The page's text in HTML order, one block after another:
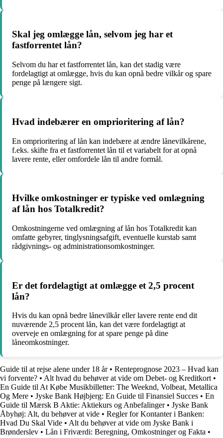
Skal jeg omlægge lån, selvom jeg har et
fastforrentet lån?
Selvom du har et fastforrentet lån, kan det stadig være
fordelagtigt at omlægge, hvis du kan opnå bedre vilkår og spare
penge på længere sigt.
Hvad indebærer en omprioritering af lån?
En omprioritering af lån kan indebære at ændre lånevilkårene,
f.eks. skifte fra et fastforrentet lån til et variabelt for at opnå
lavere rente, eller omfordele lån til andre formål.
Hvilke omkostninger er typiske ved omlægning
af lån hos Totalkredit?
Omkostningerne ved omlægning af lån hos Totalkredit kan
omfatte gebyrer, tinglysningsafgift, eventuelle kurstab samt
rådgivnings- og administrationsomkostninger.
Er det fordelagtigt at omlægge et 2,5 procent
lån?
Hvis du kan opnå bedre lånevilkår eller lavere rente end dit
nuværende 2,5 procent lån, kan det være fordelagtigt at
overveje en omlægning for at spare penge på dine
låneomkostninger.
Guide til at rejse alene under 18 år• Renteprognose 2023 – Hvad kan
vi forvente? • Alt hvad du behøver at vide om Debet- og Kreditkort•
En Guide til At Købe Musikbilletter: The Weeknd, Volbeat, Metallica
Og Mere • Jyske Bank Højbjerg: En Guide til Finansiel Succes • En
Guide til Mærsk B Aktie: Aktiekurs og Anbefalinger• Jyske Bank
Åbyhøj: Alt, du behøver at vide • Regler for Kontanter i Banken:
Hvad Du Skal Vide • Alt du behøver at vide om Jyske Bank i
Brønderslev • Lån i Friværdi: Beregning, Omkostninger og Fakta •